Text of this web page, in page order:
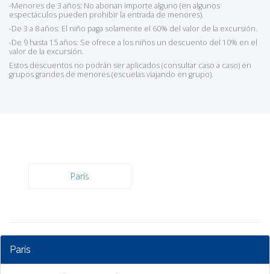
-Menores de 3 años: No abonan importe alguno (en algunos
espectáculos pueden prohibir la entrada de menores).
-De 3 a 8 años: El niño paga solamente el 60% del valor de la excursión.
-De 9 hasta 15 años: Se ofrece a los niños un descuento del 10% en el
valor de la excursión.
Estos descuentos no podrán ser aplicados (consultar caso a caso) en
grupos grandes de menores (escuelas viajando en grupo).
París
París